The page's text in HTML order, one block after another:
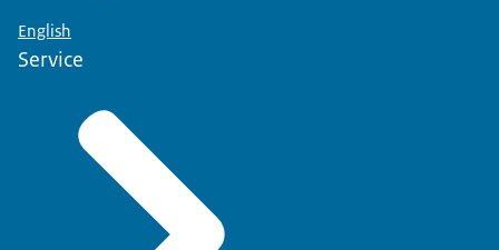
English
Service